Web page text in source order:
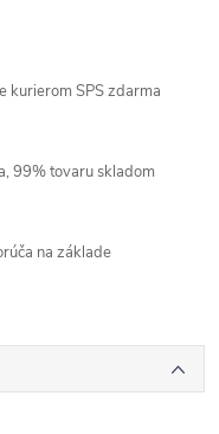
kurierom SPS zdarma
99% tovaru skladom
na základe